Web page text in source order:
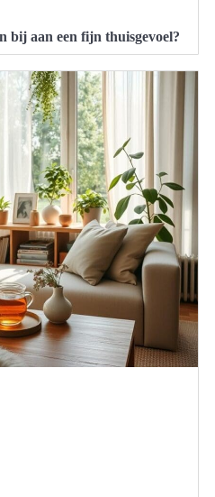
bij aan een fijn thuisgevoel?